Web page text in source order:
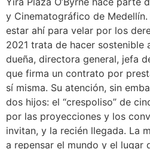
y Cinematográfico de
estar ahí para velar por los
2021 trata de hacer sostenible
dueña, directora general, jefa
que firma un contrato por
sí misma. Su atención, sin
dos hijos: el “crespoliso” de
por las proyecciones y los
invitan, y la recién llegada. La
a repensar el mundo y el lugar